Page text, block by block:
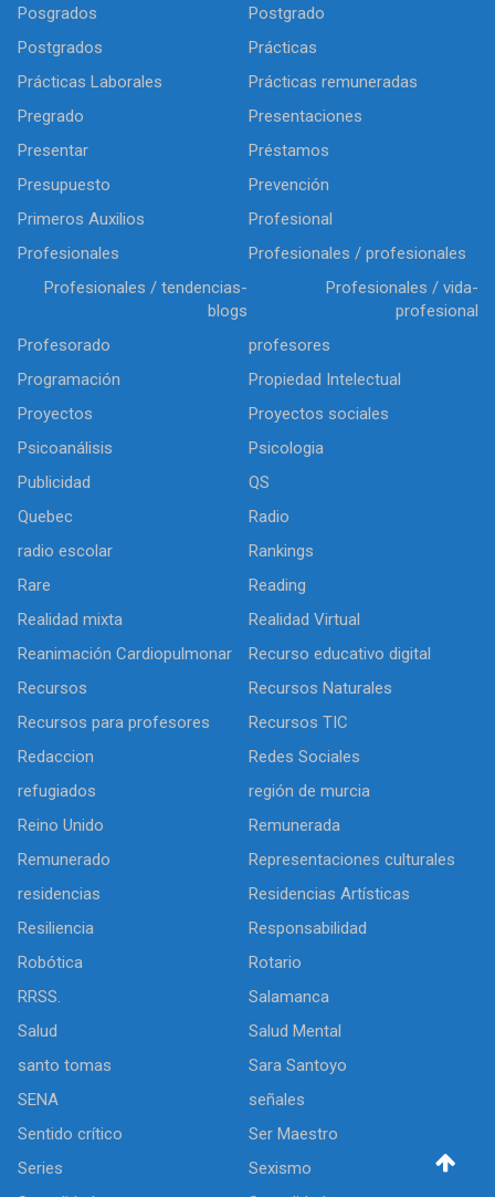
Posgrados
Postgrado
Postgrados
Prácticas
Prácticas Laborales
Prácticas remuneradas
Pregrado
Presentaciones
Presentar
Préstamos
Presupuesto
Prevención
Primeros Auxilios
Profesional
Profesionales
Profesionales / profesionales
Profesionales / tendencias-
blogs
Profesionales / vida-
profesional
Profesorado
profesores
Programación
Propiedad Intelectual
Proyectos
Proyectos sociales
Psicoanálisis
Psicologia
Publicidad
QS
Quebec
Radio
radio escolar
Rankings
Rare
Reading
Realidad mixta
Realidad Virtual
Reanimación Cardiopulmonar
Recurso educativo digital
Recursos
Recursos Naturales
Recursos para profesores
Recursos TIC
Redaccion
Redes Sociales
refugiados
región de murcia
Reino Unido
Remunerada
Remunerado
Representaciones culturales
residencias
Residencias Artísticas
Resiliencia
Responsabilidad
Robótica
Rotario
RRSS.
Salamanca
Salud
Salud Mental
santo tomas
Sara Santoyo
SENA
señales
Sentido crítico
Ser Maestro
Series
Sexismo